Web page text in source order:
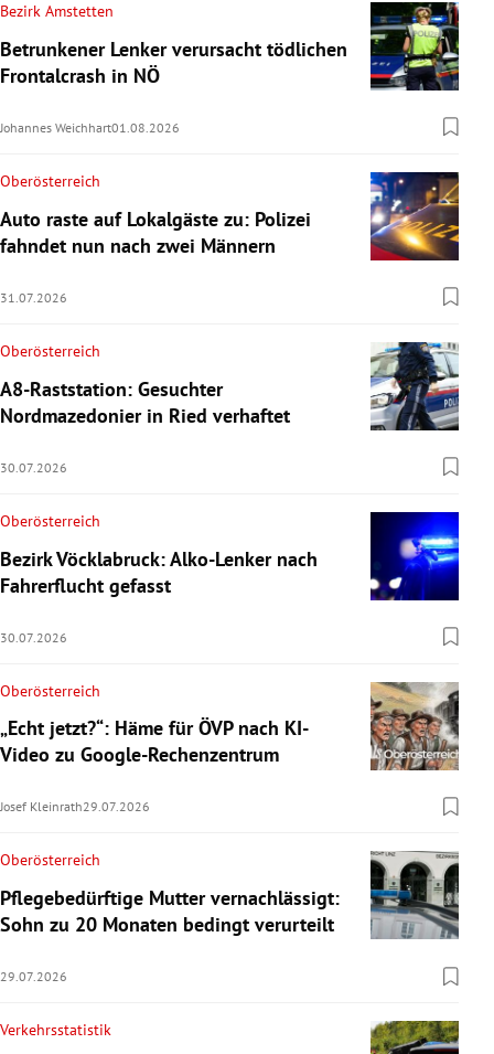
Bezirk Amstetten
Betrunkener Lenker verursacht tödlichen
Frontalcrash in NÖ
Johannes Weichhart01.08.2026
Oberösterreich
Auto raste auf Lokalgäste zu: Polizei
fahndet nun nach zwei Männern
31.07.2026
Oberösterreich
A8-Raststation: Gesuchter
Nordmazedonier in Ried verhaftet
30.07.2026
Oberösterreich
Bezirk Vöcklabruck: Alko-Lenker nach
Fahrerflucht gefasst
30.07.2026
Oberösterreich
„Echt jetzt?“: Häme für ÖVP nach KI-
Video zu Google-Rechenzentrum
Josef Kleinrath29.07.2026
Oberösterreich
Pflegebedürftige Mutter vernachlässigt:
Sohn zu 20 Monaten bedingt verurteilt
29.07.2026
Verkehrsstatistik